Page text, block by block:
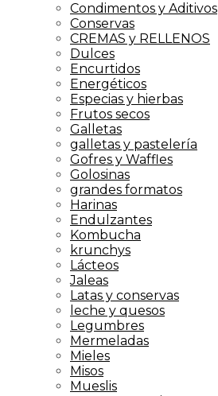
Condimentos y Aditivos
Conservas
CREMAS y RELLENOS
Dulces
Encurtidos
Energéticos
Especias y hierbas
Frutos secos
Galletas
galletas y pastelería
Gofres y Waffles
Golosinas
grandes formatos
Harinas
Endulzantes
Kombucha
krunchys
Lácteos
Jaleas
Latas y conservas
leche y quesos
Legumbres
Mermeladas
Mieles
Misos
Mueslis